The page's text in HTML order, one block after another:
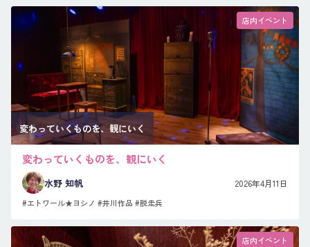
店内イベント
変わっていくものを、観にいく
変わっていくものを、観にいく
水野 知帆 2026年4月11日
#エトワール★ヨシノ #井川作品 #脱走兵
店内イベント